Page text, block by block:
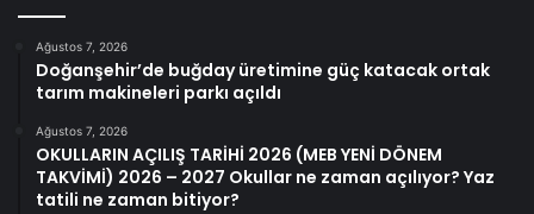
Ağustos 7, 2026
Doğanşehir’de buğday üretimine güç katacak ortak
tarım makineleri parkı açıldı
Ağustos 7, 2026
OKULLARIN AÇILIŞ TARİHİ 2026 (MEB YENİ DÖNEM
TAKVİMİ) 2026 – 2027 Okullar ne zaman açılıyor? Yaz
tatili ne zaman bitiyor?